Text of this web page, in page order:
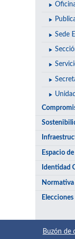
Sede
Espacio
Identidad
Normativa
Elecciones
Buzón de